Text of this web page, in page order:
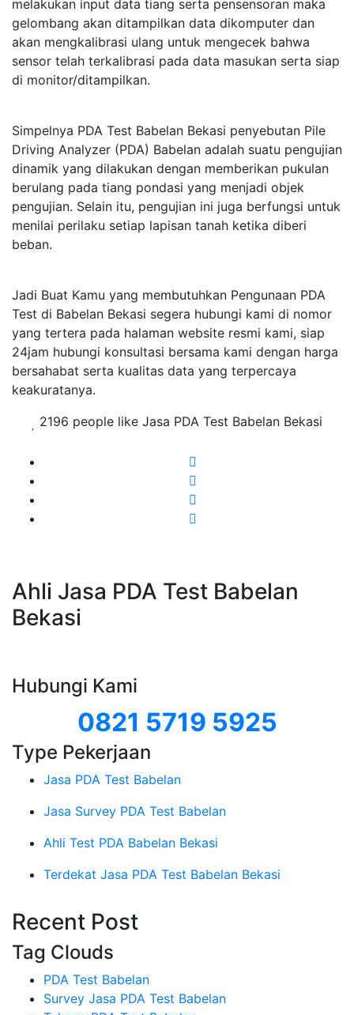
melakukan input data tiang serta pensensoran maka
gelombang akan ditampilkan data dikomputer dan
akan mengkalibrasi ulang untuk mengecek bahwa
sensor telah terkalibrasi pada data masukan serta siap
di monitor/ditampilkan.
Simpelnya PDA Test Babelan Bekasi penyebutan Pile
Driving Analyzer (PDA) Babelan adalah suatu pengujian
dinamik yang dilakukan dengan memberikan pukulan
berulang pada tiang pondasi yang menjadi objek
pengujian. Selain itu, pengujian ini juga berfungsi untuk
menilai perilaku setiap lapisan tanah ketika diberi
beban.
Jadi Buat Kamu yang membutuhkan Pengunaan PDA
Test di Babelan Bekasi segera hubungi kami di nomor
yang tertera pada halaman website resmi kami, siap
24jam hubungi konsultasi bersama kami dengan harga
bersahabat serta kualitas data yang terpercaya
keakuratanya.
2196 people like Jasa PDA Test Babelan Bekasi
Ahli Jasa PDA Test Babelan
Bekasi
Hubungi Kami
0821 5719 5925
Type Pekerjaan
Jasa PDA Test Babelan
Jasa Survey PDA Test Babelan
Ahli Test PDA Babelan Bekasi
Terdekat Jasa PDA Test Babelan Bekasi
Recent Post
Tag Clouds
PDA Test Babelan
Survey Jasa PDA Test Babelan